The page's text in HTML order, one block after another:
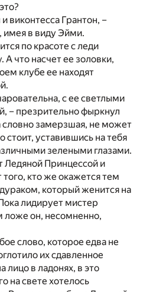
виконтесса Грантон, –
имея в виду Эйми.
по красоте с леди
А что насчет ее золовки,
клубе ее находят
с ее светлыми
– презрительно фыркнул
словно замерзшая, не может
стоит, уставившись на тебя
зелеными глазами.
Ледяной Принцессой и
кто же окажется тем
который женится на
лидирует мистер
ложе он, несомненно,
слово, которое едва не
их сдавленное
лицо в ладонях, в это
на свете хотелось